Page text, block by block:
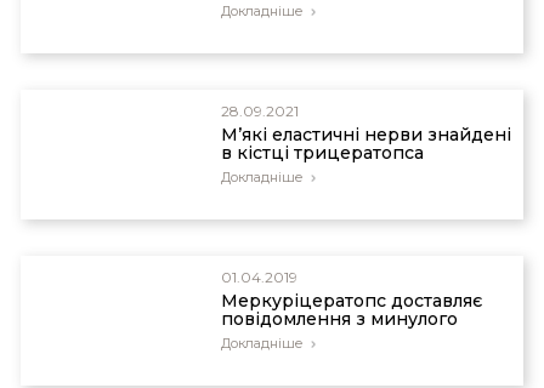
Докладніше
28.09.2021
М’які еластичні нерви знайдені
в кістці трицератопса
Докладніше
01.04.2019
Меркуріцератопс доставляє
повідомлення з минулого
Докладніше